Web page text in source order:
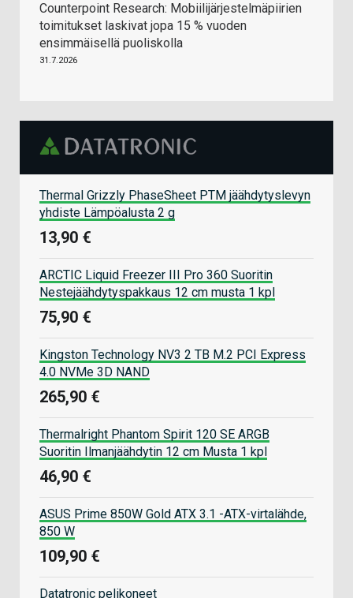
Counterpoint Research: Mobiilijärjestelmäpiirien
toimitukset laskivat jopa 15 % vuoden
ensimmäisellä puoliskolla
31.7.2026
Thermal Grizzly PhaseSheet PTM jäähdytyslevyn
yhdiste Lämpöalusta 2 g
13,90 €
ARCTIC Liquid Freezer III Pro 360 Suoritin
Nestejäähdytyspakkaus 12 cm musta 1 kpl
75,90 €
Kingston Technology NV3 2 TB M.2 PCI Express
4.0 NVMe 3D NAND
265,90 €
Thermalright Phantom Spirit 120 SE ARGB
Suoritin Ilmanjäähdytin 12 cm Musta 1 kpl
46,90 €
ASUS Prime 850W Gold ATX 3.1 -ATX-virtalähde,
850 W
109,90 €
Datatronic pelikoneet